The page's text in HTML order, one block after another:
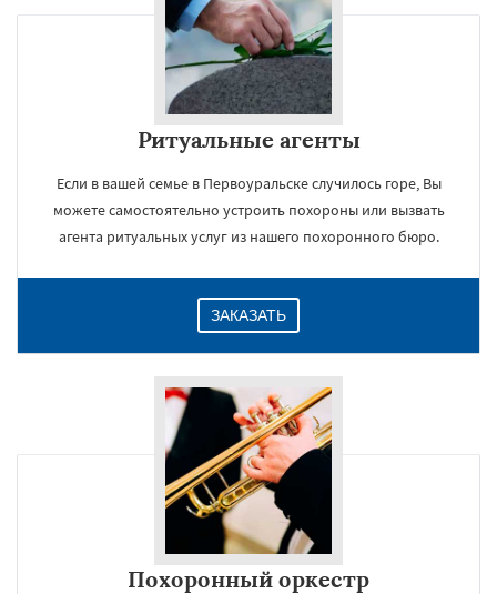
Ритуальные агенты
Если в вашей семье в Первоуральске случилось горе, Вы
можете самостоятельно устроить похороны или вызвать
агента ритуальных услуг из нашего похоронного бюро.
ЗАКАЗАТЬ
Похоронный оркестр